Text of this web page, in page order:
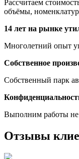
Рассчитаем
объёмы,
14 лет на рынке
Многолетний опыт
Собственное
Собственный парк
Выполним работы
Отзывы